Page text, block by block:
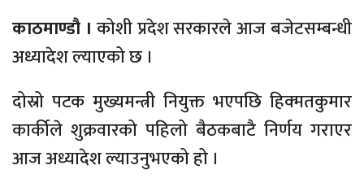
काठमाण्डौ । कोशी प्रदेश सरकारले आज बजेटसम्बन्धी
अध्यादेश ल्याएको छ ।
दोस्रो पटक मुख्यमन्त्री नियुक्त भएपछि हिक्मतकुमार
कार्कीले शुक्रवारको पहिलो बैठकबाटै निर्णय गराएर
आज अध्यादेश ल्याउनुभएको हो ।